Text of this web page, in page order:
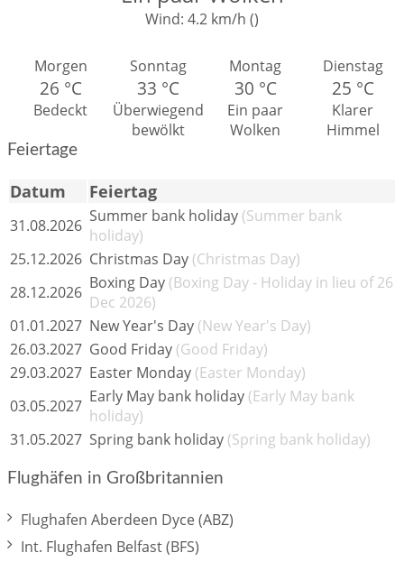
Wind: 4.2 km/h ()
Morgen
26 °C
Bedeckt
Sonntag
33 °C
Überwiegend
bewölkt
Montag
30 °C
Ein paar
Wolken
Dienstag
25 °C
Klarer
Himmel
Feiertage
Datum Feiertag
31.08.2026 Summer bank holiday (Summer bank
holiday)
25.12.2026 Christmas Day (Christmas Day)
28.12.2026 Boxing Day (Boxing Day - Holiday in lieu of 26
Dec 2026)
01.01.2027 New Year's Day (New Year's Day)
26.03.2027 Good Friday (Good Friday)
29.03.2027 Easter Monday (Easter Monday)
03.05.2027 Early May bank holiday (Early May bank
holiday)
31.05.2027 Spring bank holiday (Spring bank holiday)
Flughäfen in Großbritannien
Flughafen Aberdeen Dyce (ABZ)
Int. Flughafen Belfast (BFS)